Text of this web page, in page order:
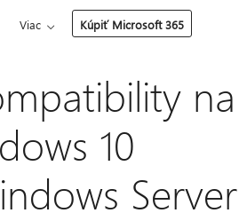
Viac Kúpiť Microsoft 365
na
10
Server